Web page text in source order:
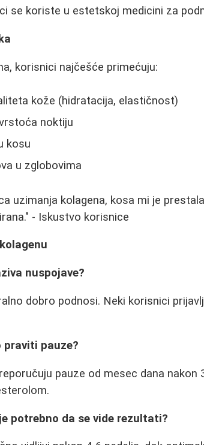
se koriste u estetskoj medicini za
korisnici najčešće primećuju:
kože (hidratacija, elastičnost)
noktiju
kosu
u zglobovima
uzimanja kolagena, kosa mi je
- Iskustvo korisnice
nuspojave?
dobro podnosi. Neki korisnici
praviti pauze?
pauze od mesec dana nakon
potrebno da se vide rezultati?